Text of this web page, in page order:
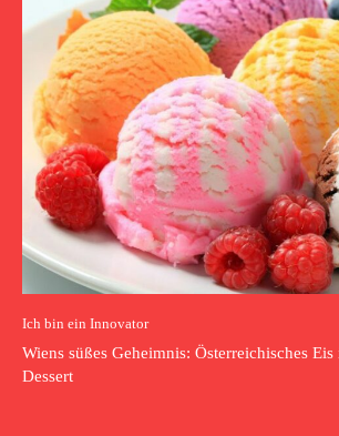
Ich bin ein Innovator
Wiens süßes Geheimnis: Österreichisches
Dessert